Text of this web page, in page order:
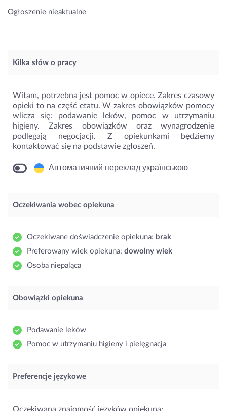
Ogłoszenie nieaktualne
Kilka słów o pracy
Witam, potrzebna jest pomoc w opiece. Zakres czasowy
opieki to na część etatu. W zakres obowiązków pomocy
wlicza się: podawanie leków, pomoc w utrzymaniu
higieny. Zakres obowiązków oraz wynagrodzenie
podlegają negocjacji. Z opiekunkami będziemy
kontaktować się na podstawie zgłoszeń.
Автоматичний переклад українською
Oczekiwania wobec opiekuna
Oczekiwane doświadczenie opiekuna: brak
Preferowany wiek opiekuna: dowolny wiek
Osoba niepaląca
Obowiązki opiekuna
Podawanie leków
Pomoc w utrzymaniu higieny i pielęgnacja
Preferencje językowe
Oczekiwana znajomość języków opiekuna: